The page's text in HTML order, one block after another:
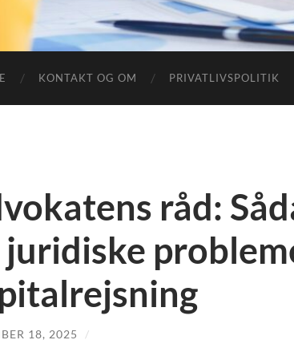
KONTAKT OG OM PRIVATLIVSPOLITIK
råd:
18, 2025 /